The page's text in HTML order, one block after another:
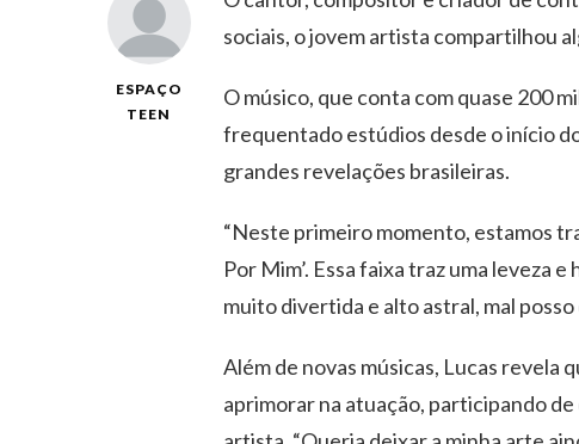
ESPAÇO
TEEN
sociais, o jovem artista compartilhou
O músico, que conta com quase 200
frequentado estúdios desde o início
grandes revelações brasileiras.
“Neste primeiro momento, estamos
Por Mim’. Essa faixa traz uma leveza
muito divertida e alto astral, mal
Além de novas músicas, Lucas revela
aprimorar na atuação, participando